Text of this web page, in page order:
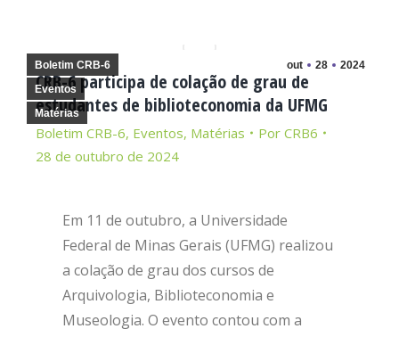
out 28 2024
Boletim CRB-6
Eventos
Matérias
CRB-6 participa de colação de grau de
estudantes de biblioteconomia da UFMG
Boletim CRB-6, Eventos, Matérias Por CRB6
28 de outubro de 2024
Em 11 de outubro, a Universidade
Federal de Minas Gerais (UFMG) realizou
a colação de grau dos cursos de
Arquivologia, Biblioteconomia e
Museologia. O evento contou com a